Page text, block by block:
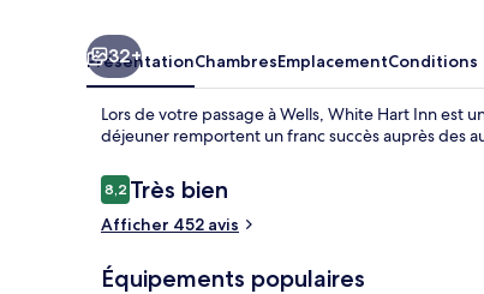
32+
PrésentationChambresEmplacementConditions
Lors de votre passage à Wells, White Hart Inn est
déjeuner remportent un franc succès auprès des
Avis
voyageurs
8,28,2 sur 10
Très bien
Afficher 452 avis
Équipements populaires